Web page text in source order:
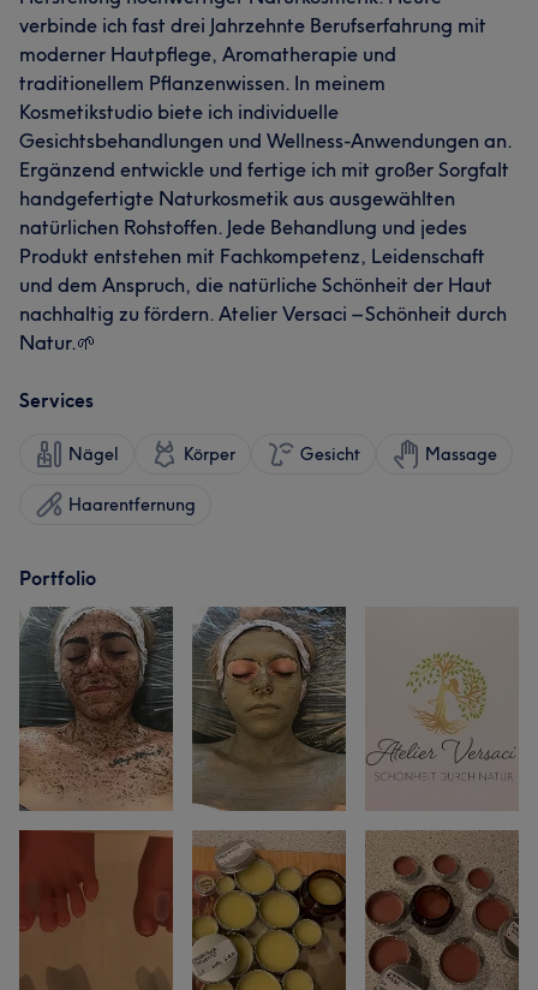
verbinde ich fast drei Jahrzehnte Berufserfahrung mit
moderner Hautpflege, Aromatherapie und
traditionellem Pflanzenwissen. In meinem
Kosmetikstudio biete ich individuelle
Gesichtsbehandlungen und Wellness-Anwendungen an.
Ergänzend entwickle und fertige ich mit großer Sorgfalt
handgefertigte Naturkosmetik aus ausgewählten
natürlichen Rohstoffen. Jede Behandlung und jedes
Produkt entstehen mit Fachkompetenz, Leidenschaft
und dem Anspruch, die natürliche Schönheit der Haut
nachhaltig zu fördern. Atelier Versaci – Schönheit durch
Natur.🌱
Services
Nägel Körper Gesicht Massage
Haarentfernung
Portfolio